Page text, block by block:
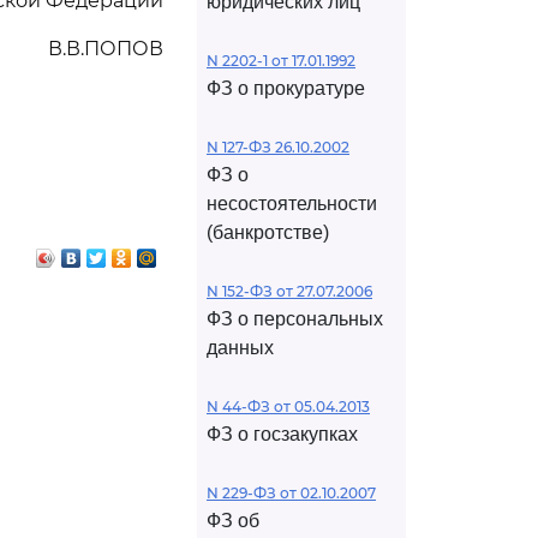
В.В.ПОПОВ
N 2202-1 от 17.01.1992
ФЗ о прокуратуре
N 127-ФЗ 26.10.2002
ФЗ о
несостоятельности
(банкротстве)
N 152-ФЗ от 27.07.2006
ФЗ о персональных
данных
N 44-ФЗ от 05.04.2013
ФЗ о госзакупках
N 229-ФЗ от 02.10.2007
ФЗ об